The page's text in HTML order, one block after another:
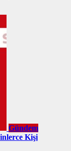
Gündem
Kişi